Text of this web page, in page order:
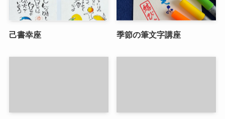
己書幸座 季節の筆文字講座